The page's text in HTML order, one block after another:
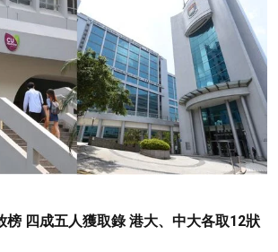
榜 四成五人獲取錄 港大、中大各取12狀